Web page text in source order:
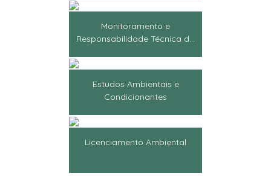
Monitoramento e
Responsabilidade Técnica d...
Estudos Ambientais e
Condicionantes
Licenciamento Ambiental